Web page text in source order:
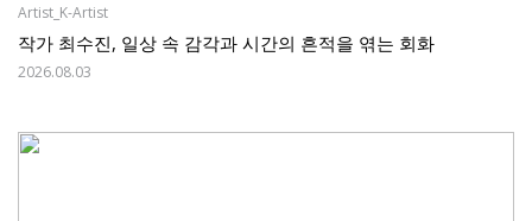
Artist_K-Artist
작가 최수진, 일상 속 감각과 시간의 흔적을 엮는 회화
2026.08.03